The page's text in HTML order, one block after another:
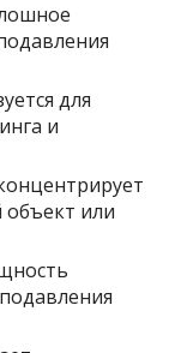
для
и
или